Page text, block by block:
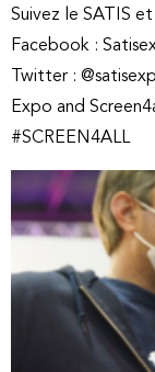
Suivez le SATIS
Facebook :
Twitter :
Expo and
#SCREEN4ALL